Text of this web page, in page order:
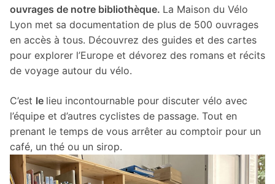
ouvrages de notre bibliothèque. La Maison du Vélo
Lyon met sa documentation de plus de 500 ouvrages
en accès à tous. Découvrez des guides et des cartes
pour explorer l’Europe et dévorez des romans et récits
de voyage autour du vélo.
C’est le lieu incontournable pour discuter vélo avec
l’équipe et d’autres cyclistes de passage. Tout en
prenant le temps de vous arrêter au comptoir pour un
café, un thé ou un sirop.